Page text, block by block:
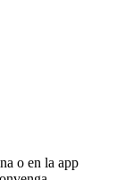
o en la app